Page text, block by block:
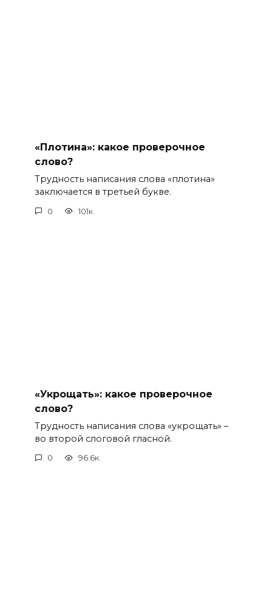
«Плотина»: какое проверочное
слово?
Трудность написания слова «плотина»
заключается в третьей букве.
0 101к.
«Укрощать»: какое проверочное
слово?
Трудность написания слова «укрощать» –
во второй слоговой гласной.
0 96.6к.